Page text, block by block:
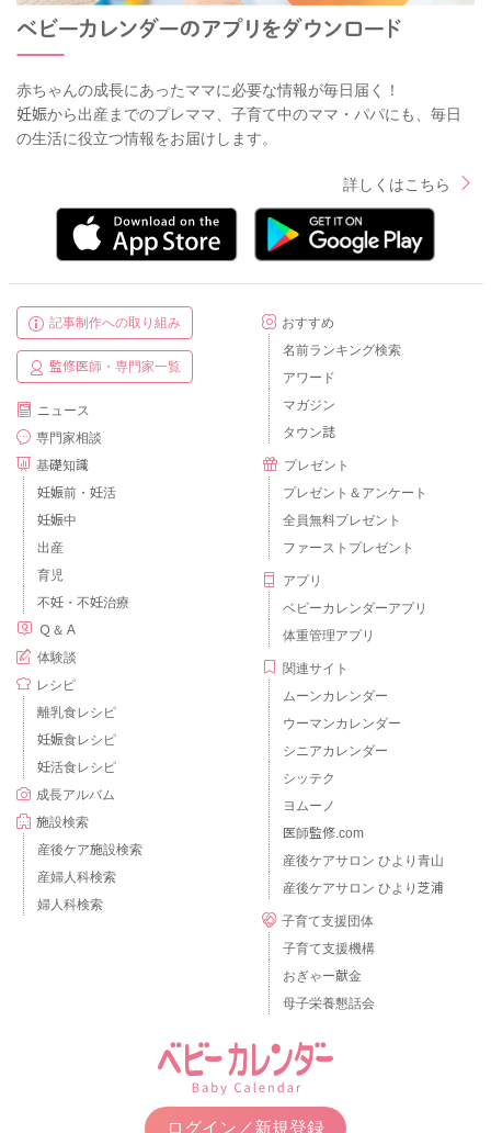
赤ちゃんの成長にあったママに必要な情報が毎日届く！
妊娠から出産までのプレママ、子育て中のママ・パパにも、毎日
の生活に役立つ情報をお届けします。
詳しくはこちら
記事制作への取り組み
監修医師・専門家一覧
ニュース
専門家相談
基礎知識
妊娠前・妊活
妊娠中
出産
育児
不妊・不妊治療
Ｑ＆Ａ
体験談
レシピ
離乳食レシピ
妊娠食レシピ
妊活食レシピ
成長アルバム
施設検索
産後ケア施設検索
産婦人科検索
婦人科検索
おすすめ
名前ランキング検索
アワード
マガジン
タウン誌
プレゼント
プレゼント＆アンケート
全員無料プレゼント
ファーストプレゼント
アプリ
ベビーカレンダーアプリ
体重管理アプリ
関連サイト
ムーンカレンダー
ウーマンカレンダー
シニアカレンダー
シッテク
ヨムーノ
医師監修.com
産後ケアサロン ひより青山
産後ケアサロン ひより芝浦
子育て支援団体
子育て支援機構
おぎゃー献金
母子栄養懇話会
ログイン／新規登録